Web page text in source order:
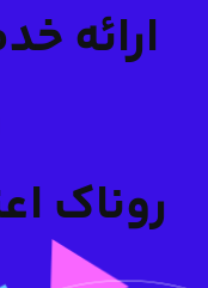
ارائه
روناک